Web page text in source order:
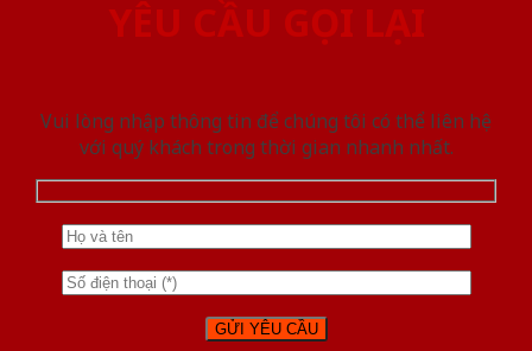
YÊU CẦU GỌI LẠI
Vui lòng nhập thông tin để chúng tôi có thể liên hệ
với quý khách trong thời gian nhanh nhất.